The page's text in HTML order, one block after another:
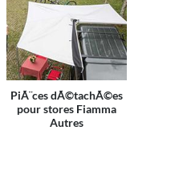
PiÃ¨ces dÃ©tachÃ©es
pour stores Fiamma
Autres